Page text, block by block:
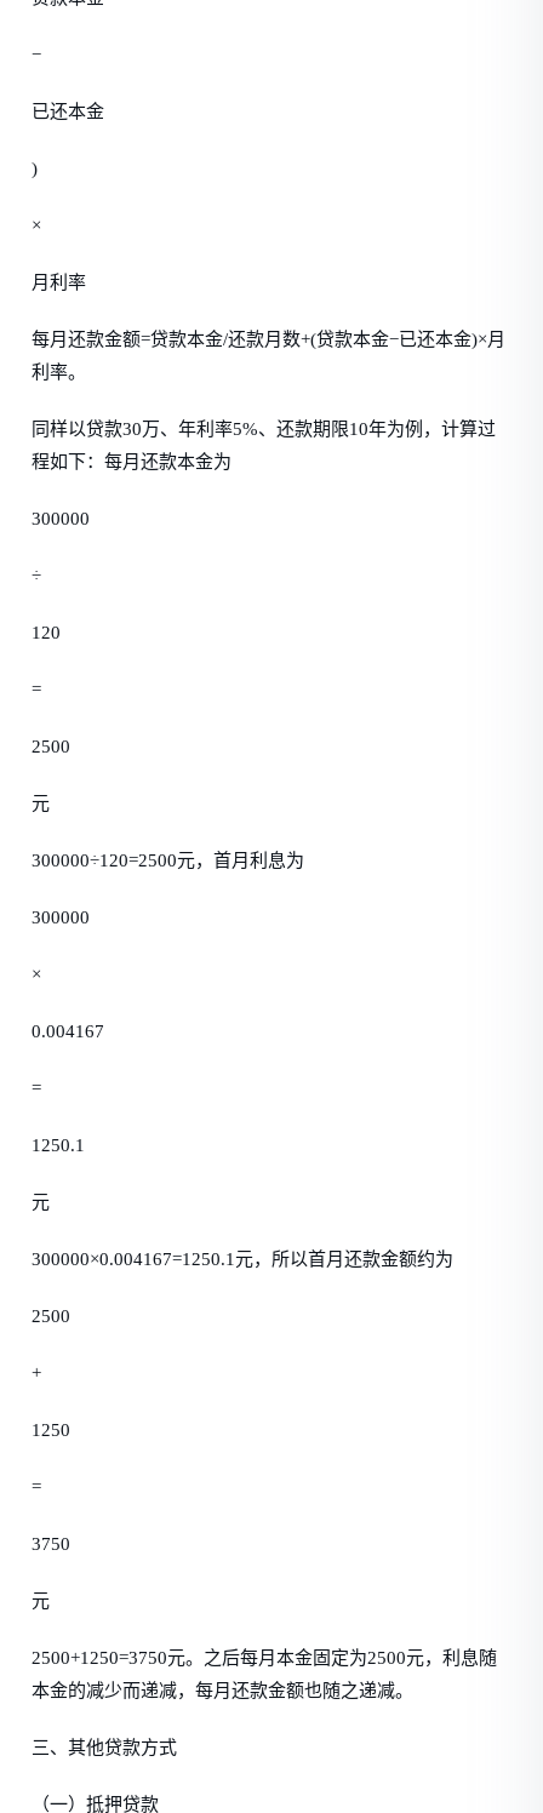
−
已还本金
)
×
月利率
每月还款金额=贷款本金/还款月数+(贷款本金−已还本金)×月
利率。
同样以贷款30万、年利率5%、还款期限10年为例，计算过
程如下：每月还款本金为
300000
÷
120
=
2500
元
300000÷120=2500元，首月利息为
300000
×
0.004167
=
1250.1
元
300000×0.004167=1250.1元，所以首月还款金额约为
2500
+
1250
=
3750
元
2500+1250=3750元。之后每月本金固定为2500元，利息随
本金的减少而递减，每月还款金额也随之递减。
三、其他贷款方式
（一）抵押贷款